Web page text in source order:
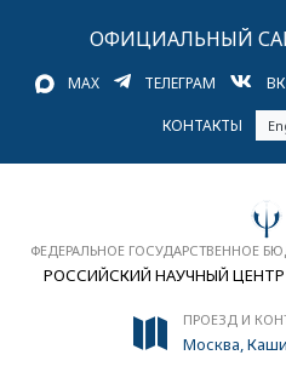
ОФИЦИАЛЬНЫЙ
MAX ТЕЛЕГРАМ ВК
КОНТАКТЫ
ФЕДЕРАЛЬНОЕ ГОСУДАРСТВЕННОЕ
РОССИЙСКИЙ НАУЧНЫЙ
ПРОЕЗД И
Москва,